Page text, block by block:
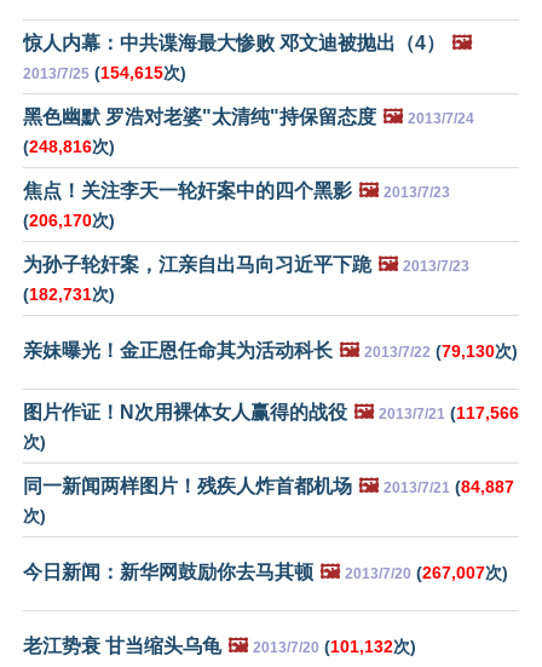
惊人内幕：中共谍海最大惨败 邓文迪被抛出（4） 🖼️
2013/7/25 (154,615次)
黑色幽默 罗浩对老婆"太清纯"持保留态度 🖼️ 2013/7/24
(248,816次)
焦点！关注李天一轮奸案中的四个黑影 🖼️ 2013/7/23
(206,170次)
为孙子轮奸案，江亲自出马向习近平下跪 🖼️ 2013/7/23
(182,731次)
亲妹曝光！金正恩任命其为活动科长 🖼️ 2013/7/22 (79,130次)
图片作证！N次用裸体女人赢得的战役 🖼️ 2013/7/21 (117,566
次)
同一新闻两样图片！残疾人炸首都机场 🖼️ 2013/7/21 (84,887
次)
今日新闻：新华网鼓励你去马其顿 🖼️ 2013/7/20 (267,007次)
老江势衰 甘当缩头乌龟 🖼️ 2013/7/20 (101,132次)